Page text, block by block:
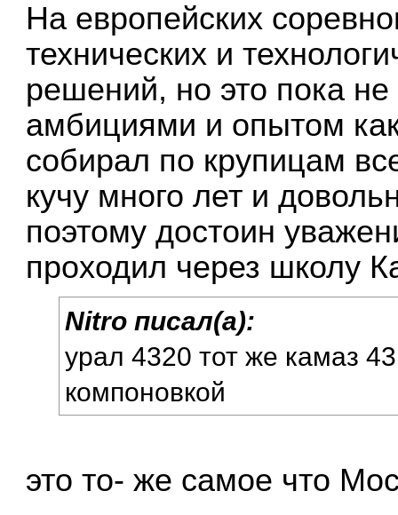
На европейских
технических и
решений, но это пока
амбициями и опытом
собирал по крупицам
кучу много лет и
поэтому достоин
проходил через школу
Nitro писал(а):
урал 4320 тот же камаз
компоновкой
это то- же самое что